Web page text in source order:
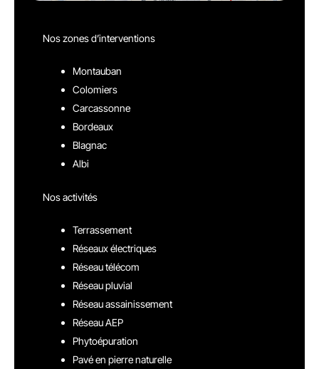
Nos zones d’interventions
Montauban
Colomiers
Carcassonne
Bordeaux
Blagnac
Albi
Nos activités
Terrassement
Réseaux électriques
Réseau télécom
Réseau pluvial
Réseau assainissement
Réseau AEP
Phytoépuration
Pavé en pierre naturelle